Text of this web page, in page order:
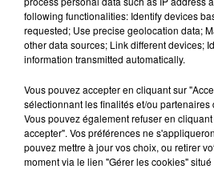
following functionalities: Identify devices
requested; Use precise geolocation data;
other data sources; Link different devices;
information transmitted automatically.
Vous pouvez accepter en cliquant sur
sélectionnant les finalités et/ou partenaires
Vous pouvez également refuser en
accepter". Vos préférences ne
pouvez mettre à jour vos choix, ou retirer
moment via le lien "Gérer les cookies"